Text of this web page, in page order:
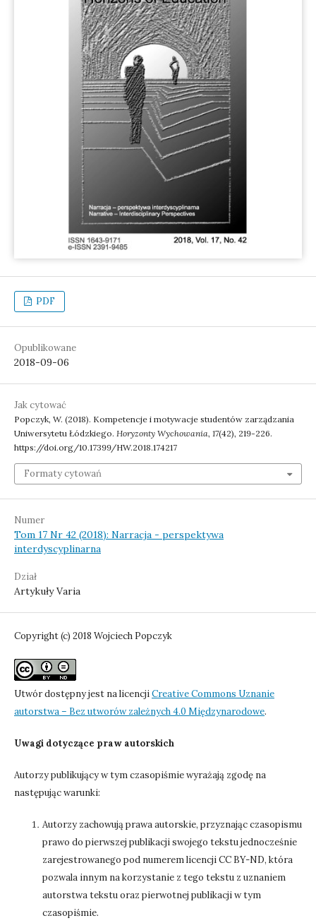
PDF
Opublikowane
2018-09-06
Jak cytować
Popczyk, W. (2018). Kompetencje i motywacje studentów zarządzania
Uniwersytetu Łódzkiego. Horyzonty Wychowania, 17(42), 219-226.
https://doi.org/10.17399/HW.2018.174217
Formaty cytowań
Numer
Tom 17 Nr 42 (2018): Narracja - perspektywa
interdyscyplinarna
Dział
Artykuły Varia
Copyright (c) 2018 Wojciech Popczyk
Utwór dostępny jest na licencjiCreative Commons Uznanie
autorstwa – Bez utworów zależnych 4.0 Międzynarodowe.
Uwagi dotyczące praw autorskich
Autorzy publikujący w tym czasopiśmie wyrażają zgodę na
następując warunki:
Autorzy zachowują prawa autorskie, przyznając czasopismu
prawo do pierwszej publikacji swojego tekstu jednocześnie
zarejestrowanego pod numerem licencji CC BY-ND, która
pozwala innym na korzystanie z tego tekstu z uznaniem
autorstwa tekstu oraz pierwotnej publikacji w tym
czasopiśmie.